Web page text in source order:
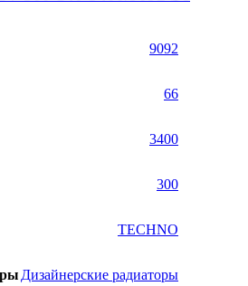
9092
66
3400
300
TECHNO
Дизайнерские радиаторы